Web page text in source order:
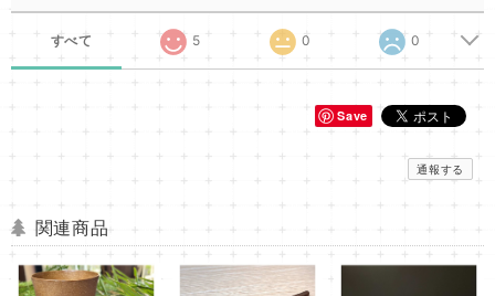
すべて 5 0 0
Save
通報する
関連商品